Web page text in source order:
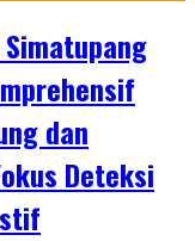
dan
Deteksi